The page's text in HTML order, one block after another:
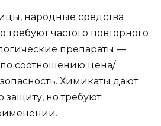
народные средства
частого повторного
препараты —
соотношению цена/
Химикаты дают
но требуют